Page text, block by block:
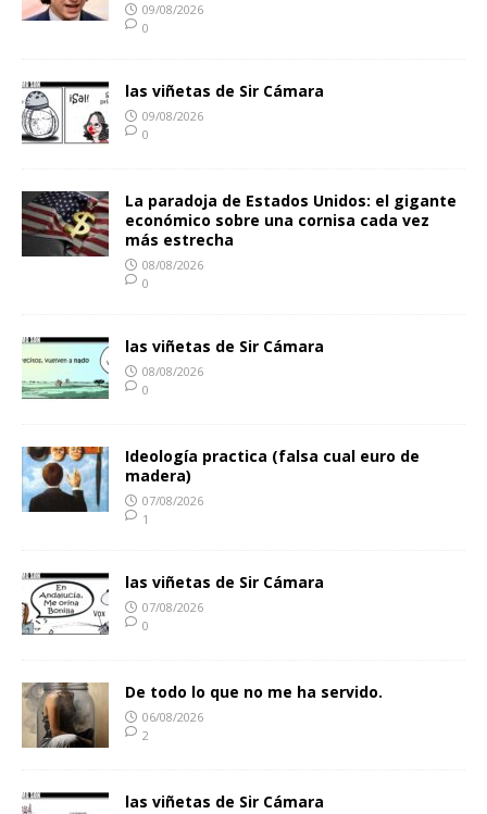
09/08/2026
0
las viñetas de Sir Cámara
09/08/2026
0
La paradoja de Estados Unidos: el gigante
económico sobre una cornisa cada vez
más estrecha
08/08/2026
0
las viñetas de Sir Cámara
08/08/2026
0
Ideología practica (falsa cual euro de
madera)
07/08/2026
1
las viñetas de Sir Cámara
07/08/2026
0
De todo lo que no me ha servido.
06/08/2026
2
las viñetas de Sir Cámara